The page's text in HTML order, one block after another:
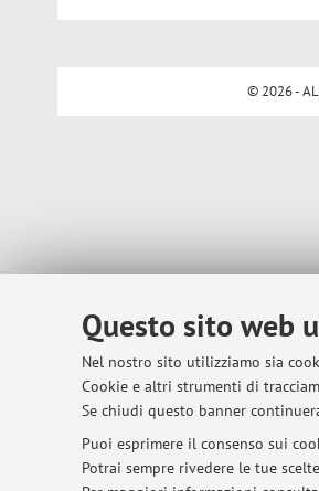
Questo sito web
Nel nostro sito utilizziamo sia
Cookie e altri strumenti di
Se chiudi questo banner
Puoi esprimere il consenso sui
Potrai sempre rivedere le tue
© 2026 -